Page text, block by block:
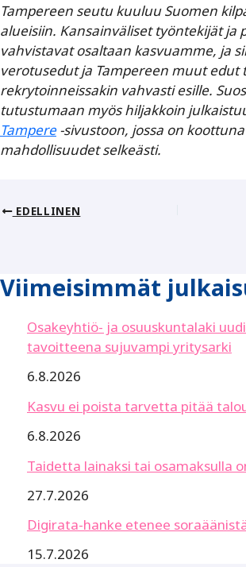
Tampereen seutu kuuluu Suomen
alueisiin. Kansainväliset työntekijät ja
vahvistavat osaltaan kasvuamme, ja
verotusedut ja Tampereen muut edut
rekrytoinneissakin vahvasti esille.
tutustumaan myös hiljakkoin
Tampere-sivustoon, jossa on
mahdollisuudet selkeästi.
EDELLINEN
Viimeisimmät
Osakeyhtiö- ja osuuskuntalaki
tavoitteena sujuvampi yritysarki
6.8.2026
Kasvu ei poista tarvetta pitää
6.8.2026
Taidetta lainaksi tai osamaksulla
27.7.2026
Digirata-hanke etenee
15.7.2026